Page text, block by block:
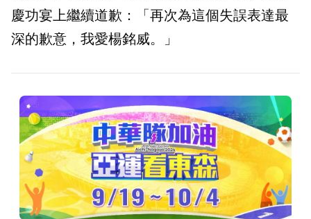
慶功宴上繼續道歉：「再次為這個失誤表達最
深的歉意，我愛楊銘威。」